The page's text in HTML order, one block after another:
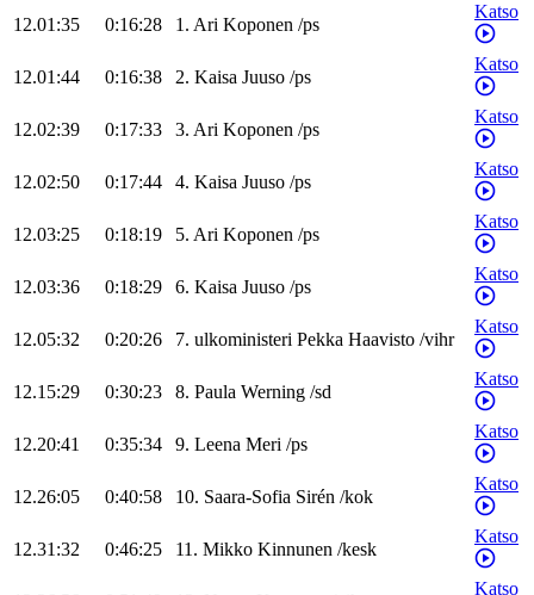
12.01:35
0:16:28 1. Ari Koponen /ps
Katso
12.01:44 0:16:38 2. Kaisa Juuso /ps
Katso
12.02:39 0:17:33 3. Ari Koponen /ps
Katso
12.02:50 0:17:44 4. Kaisa Juuso /ps
Katso
12.03:25 0:18:19 5. Ari Koponen /ps
Katso
12.03:36 0:18:29 6. Kaisa Juuso /ps
Katso
12.05:32 0:20:26 7. ulkoministeri Pekka Haavisto /vihr
Katso
12.15:29 0:30:23 8. Paula Werning /sd
Katso
12.20:41 0:35:34 9. Leena Meri /ps
Katso
12.26:05 0:40:58 10. Saara-Sofia Sirén /kok
Katso
12.31:32 0:46:25 11. Mikko Kinnunen /kesk
Katso
Katso